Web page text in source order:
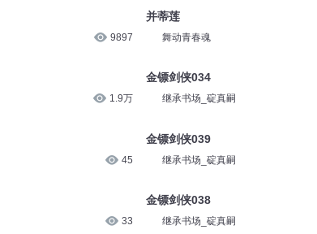
9897
1.9万
45
33
并蒂莲
舞动青春魂
金镖剑侠034
继承书场_碇真嗣
金镖剑侠039
继承书场_碇真嗣
金镖剑侠038
继承书场_碇真嗣